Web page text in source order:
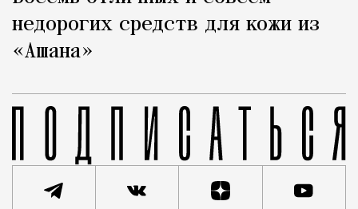
недорогих средств для кожи из
«Ашана»